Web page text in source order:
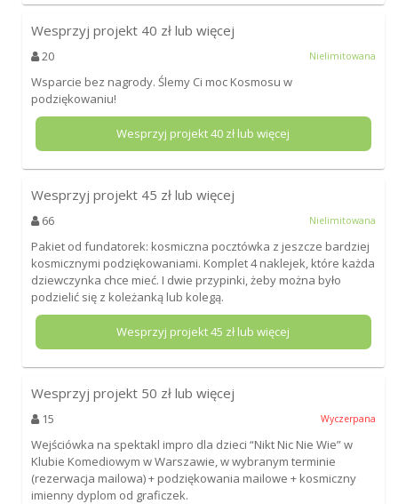
Wesprzyj projekt 40 zł lub więcej
20 Nielimitowana
Wsparcie bez nagrody. Ślemy Ci moc Kosmosu w
podziękowaniu!
Wesprzyj projekt40 zł lub więcej
Wesprzyj projekt 45 zł lub więcej
66 Nielimitowana
Pakiet od fundatorek: kosmiczna pocztówka z jeszcze bardziej
kosmicznymi podziękowaniami. Komplet 4 naklejek, które każda
dziewczynka chce mieć. I dwie przypinki, żeby można było
podzielić się z koleżanką lub kolegą.
Wesprzyj projekt45 zł lub więcej
Wesprzyj projekt 50 zł lub więcej
15 Wyczerpana
Wejściówka na spektakl impro dla dzieci “Nikt Nic Nie Wie” w
Klubie Komediowym w Warszawie, w wybranym terminie
(rezerwacja mailowa) + podziękowania mailowe + kosmiczny
imienny dyplom od graficzek.